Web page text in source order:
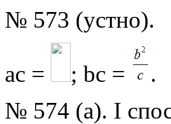
№ 573 (устно).
ac = ; bc =
.
№ 574 (а). I